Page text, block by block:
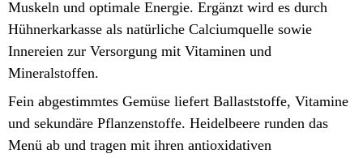
Muskeln und optimale Energie. Ergänzt wird es durch
Hühnerkarkasse als natürliche Calciumquelle sowie
Innereien zur Versorgung mit Vitaminen und
Mineralstoffen.
Fein abgestimmtes Gemüse liefert Ballaststoffe, Vitamine
und sekundäre Pflanzenstoffe. Heidelbeere runden das
Menü ab und tragen mit ihren antioxidativen